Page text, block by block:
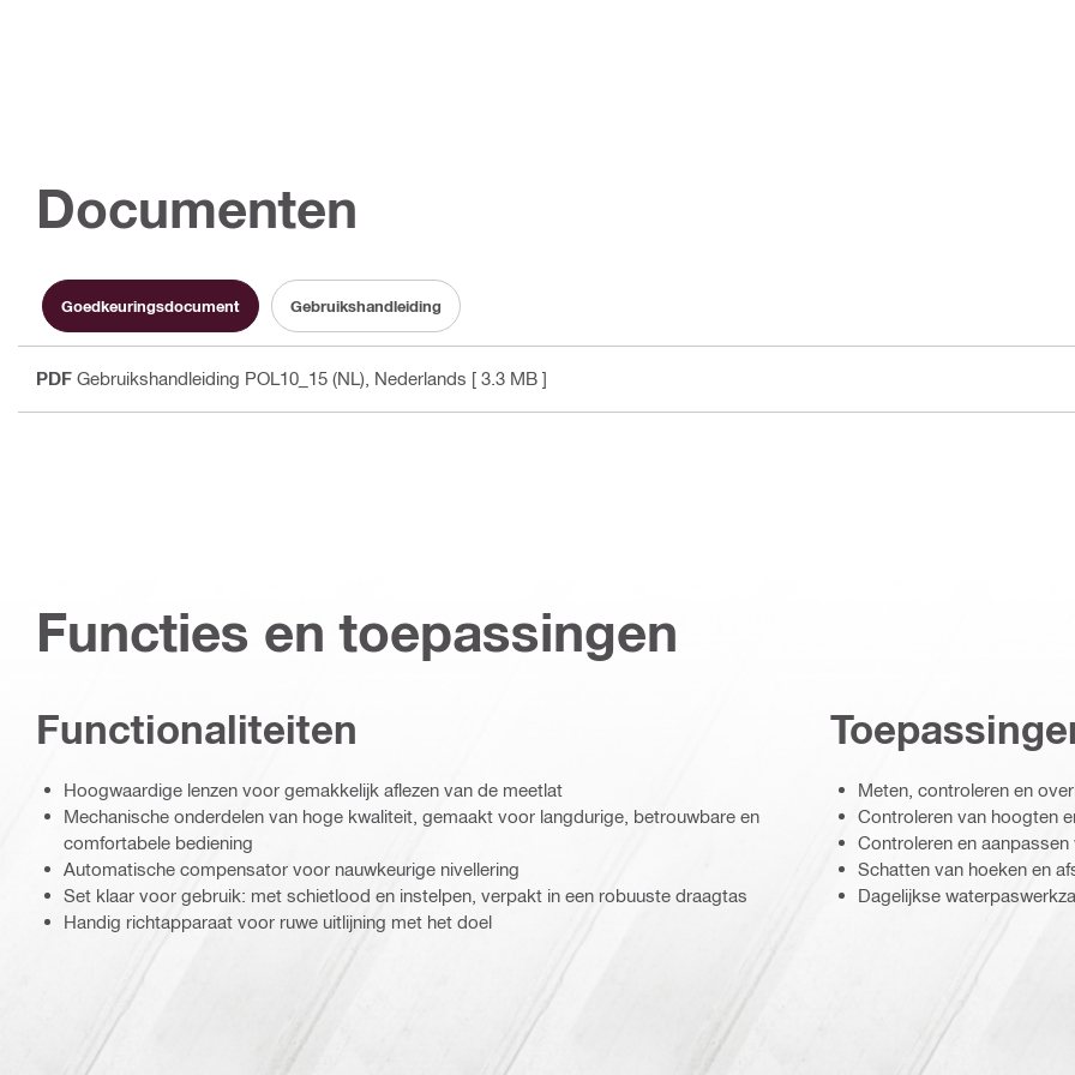
Documenten
Goedkeuringsdocument Gebruikshandleiding
PDF Gebruikshandleiding POL10_15 (NL) , Nederlands [ 3.3 MB ]
Functies en toepassingen
Functionaliteiten
Hoogwaardige lenzen voor gemakkelijk aflezen van de meetlat
Mechanische onderdelen van hoge kwaliteit, gemaakt voor langdurige, betrouwbare en
comfortabele bediening
Automatische compensator voor nauwkeurige nivellering
Set klaar voor gebruik: met schietlood en instelpen, verpakt in een robuuste draagtas
Handig richtapparaat voor ruwe uitlijning met het doel
Meten, controleren en
Controleren van hoogten
Controleren en
Schatten van hoeken en
Dagelijkse